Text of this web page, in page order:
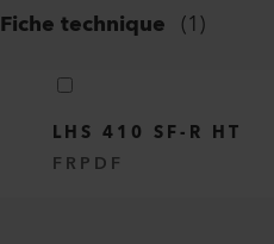
Fiche technique (1)
LHS 410 SF-R HT
FR PDF